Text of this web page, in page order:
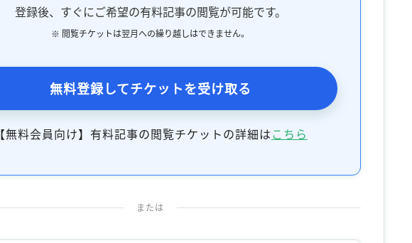
登録後、すぐにご希望の有料記事の閲覧が可能です。
※ 閲覧チケットは翌月への繰り越しはできません。
無料登録してチケットを受け取る
【無料会員向け】有料記事の閲覧チケットの詳細はこちら
または